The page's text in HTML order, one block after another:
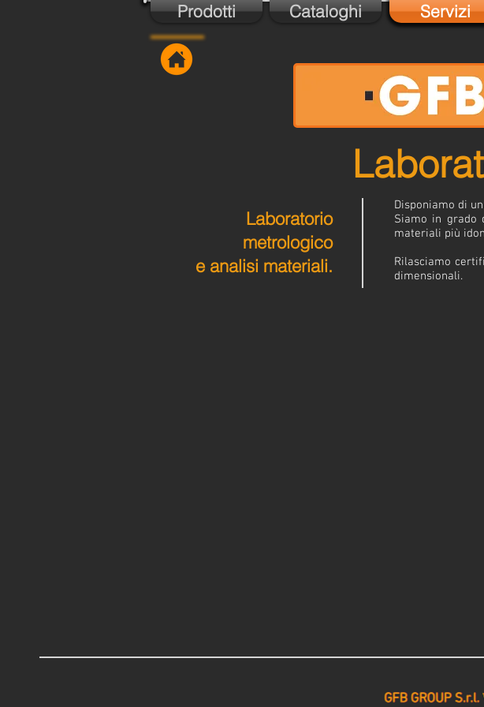
Prodotti Cataloghi Servizi
Laboratorio
metrologico
e analisi materiali.
Disponiamo di
Siamo in grado
materiali più
Rilasciamo
dimensionali.